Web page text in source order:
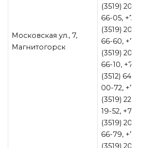
Московская ул., 7,
Магнитогорск
(3519) 20-
66-05, +7
(3519) 20-
66-60, +7
(3519) 20-
66-10, +7
(3512) 64-
00-72, +7
(3519) 22-
19-52, +7
(3519) 20-
66-79, +7
(3519) 20-